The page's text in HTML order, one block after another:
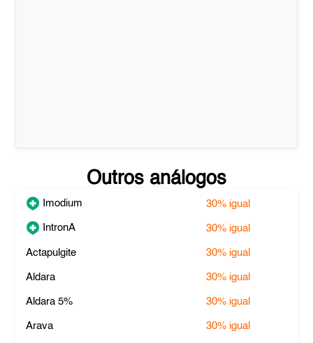
Outros análogos
Imodium 30% igual
IntronA 30% igual
Actapulgite 30% igual
Aldara 30% igual
Aldara 5% 30% igual
Arava 30% igual